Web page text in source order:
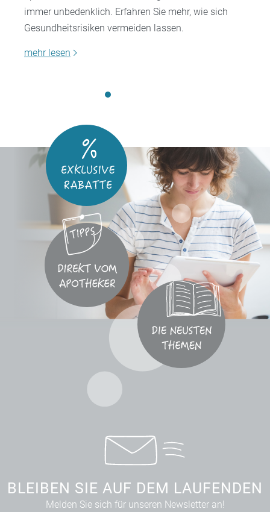
immer unbedenklich. Erfahren Sie mehr, wie sich
Gesundheitsrisiken vermeiden lassen.
mehr lesen
BLEIBEN SIE AUF DEM LAUFENDEN
Melden Sie sich für unseren Newsletter an!